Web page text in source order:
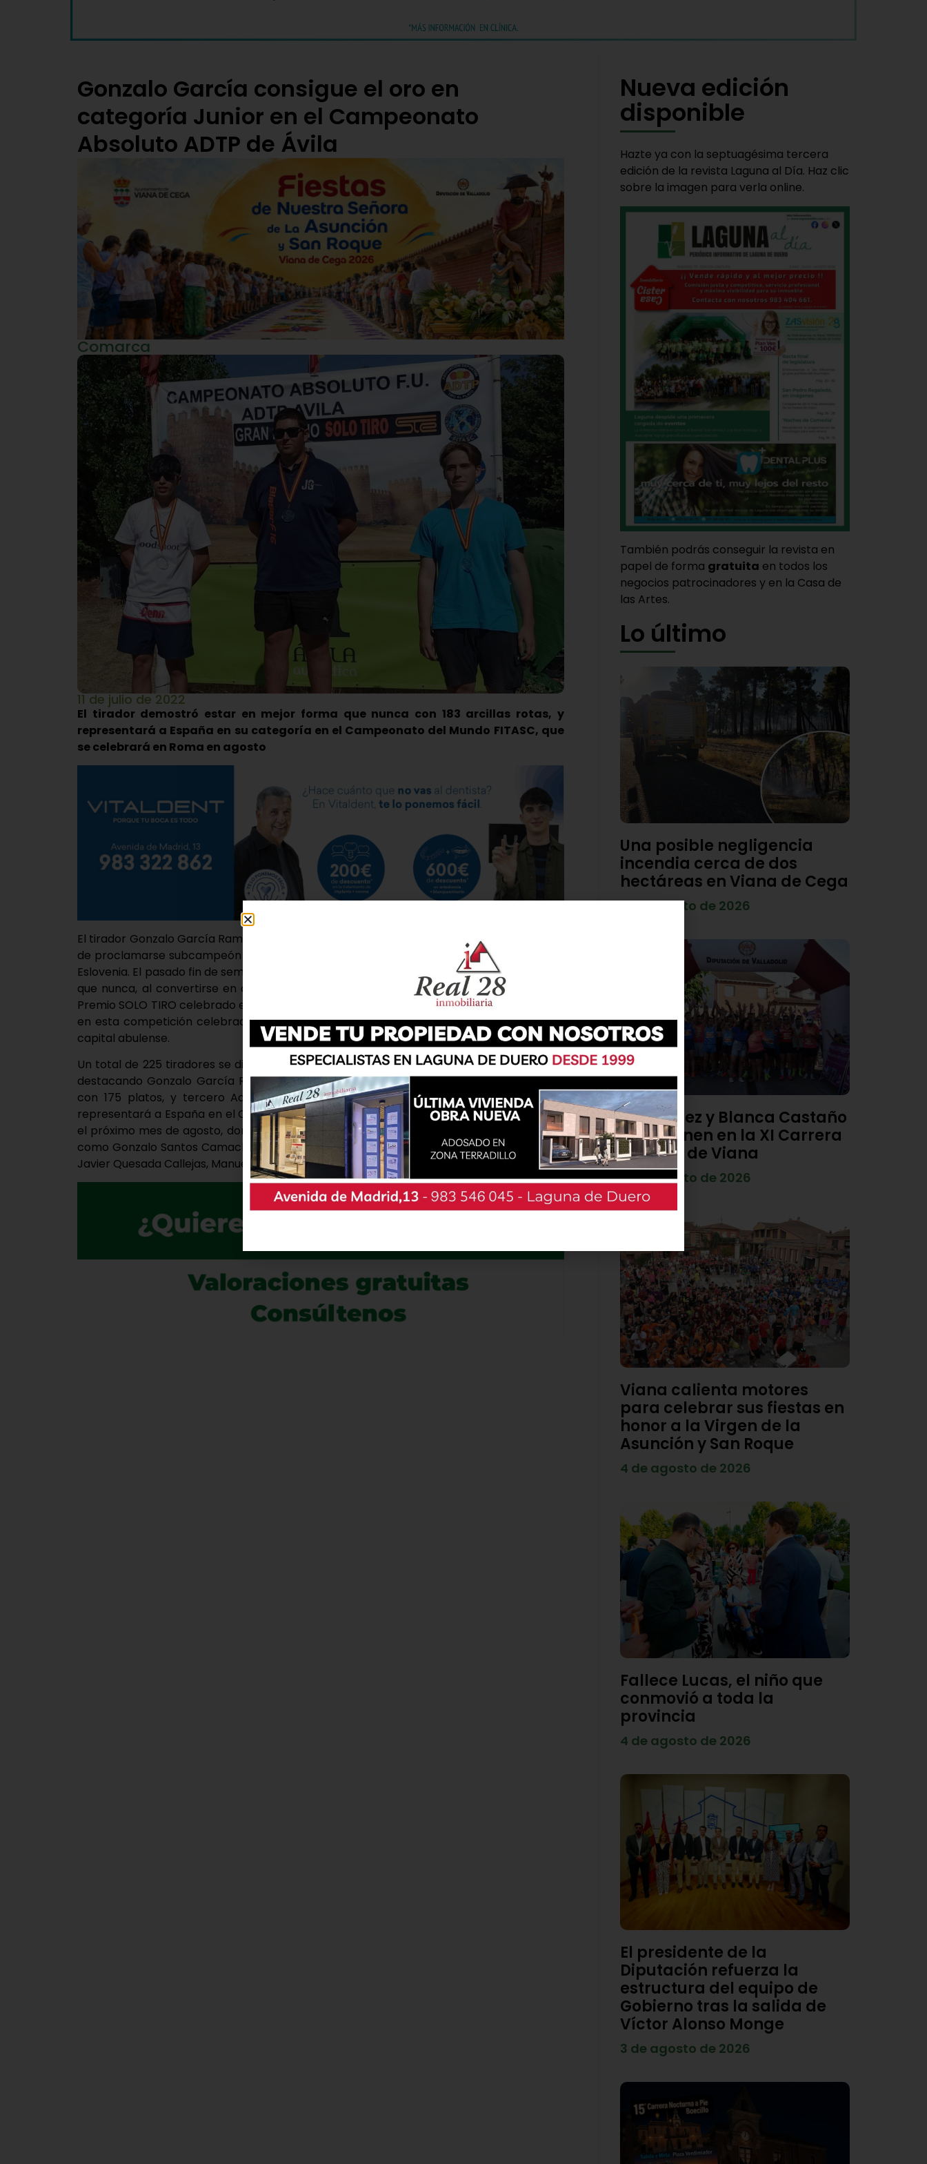
Gonzalo García consigue el oro en
categoría Junior en el Campeonato
Absoluto ADTP de Ávila
Comarca
11 de julio de 2022
El tirador demostró estar en mejor forma que nunca con 183 arcillas rotas, y
representará a España en su categoría en el Campeonato del Mundo FITASC, que
se celebrará en Roma en agosto
El tirador Gonzalo García Ramos vuelve a estar de enhorabuena apenas un mes después
de proclamarse subcampeón de Europa Junior en el Campeonato de Europa FITASC de
Eslovenia. El pasado fin de semana, el deportista vianero demostró seguir en mejor forma
que nunca, al convertirse en campeón junior en la Competición Absoluta ADTP – Gran
Premio SOLO TIRO celebrado en Ávila. En concreto, García conseguía romper 183 arcillas,
en esta competición celebrada durante dos días en el Campo de Tiro El Fresnillo de la
capital abulense.
Un total de 225 tiradores se dieron cita para disputar de esta competición a 200 platos,
destacando Gonzalo García Ramos y quedando segundo Miguel Ángel García Bardera,
con 175 platos, y tercero Adrián Casariego Llano, con 157. Además, Gonzalo García
representará a España en el Campeonato del Mundo FITASC, que se celebrará en Roma
el próximo mes de agosto, donde competirá con tiradores de gran calidad en su equipo,
como Gonzalo Santos Camacho, Ruben Puente Sánchez, Mario Fuentes López, Francisco
Javier Quesada Callejas, Manuel Gonzalez Pérez y Manuel Cenamor Magan.
Nueva edición
disponible
Hazte ya con la septuagésima tercera
edición de la revista Laguna al Día. Haz clic
sobre la imagen para verla online.
También podrás conseguir la revista en
papel de forma gratuita en todos los
negocios patrocinadores y en la Casa de
las Artes.
Lo último
Una posible negligencia
incendia cerca de dos
hectáreas en Viana de Cega
7 de agosto de 2026
Diego Díez y Blanca Castaño
se imponen en la XI Carrera
Popular de Viana
4 de agosto de 2026
Viana calienta motores
para celebrar sus fiestas en
honor a la Virgen de la
Asunción y San Roque
4 de agosto de 2026
Fallece Lucas, el niño que
conmovió a toda la
provincia
4 de agosto de 2026
El presidente de la
Diputación refuerza la
estructura del equipo de
Gobierno tras la salida de
Víctor Alonso Monge
3 de agosto de 2026